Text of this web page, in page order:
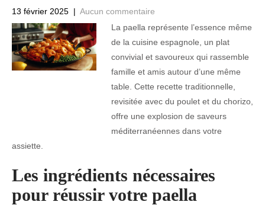
13 février 2025 | Aucun commentaire
La paella représente l’essence même
de la cuisine espagnole, un plat
convivial et savoureux qui rassemble
famille et amis autour d’une même
table. Cette recette traditionnelle,
revisitée avec du poulet et du chorizo,
offre une explosion de saveurs
méditerranéennes dans votre
assiette.
Les ingrédients nécessaires
pour réussir votre paella